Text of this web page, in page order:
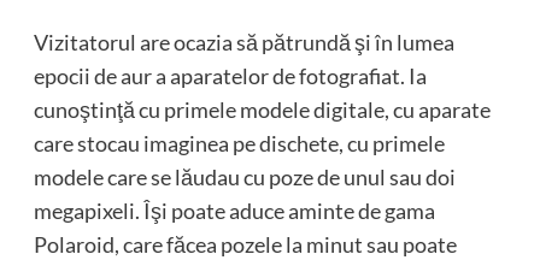
Vizitatorul are ocazia să pătrundă şi în lumea
epocii de aur a aparatelor de fotografiat. Ia
cunoştinţă cu primele modele digitale, cu aparate
care stocau imaginea pe dischete, cu primele
modele care se lăudau cu poze de unul sau doi
megapixeli. Îşi poate aduce aminte de gama
Polaroid, care făcea pozele la minut sau poate